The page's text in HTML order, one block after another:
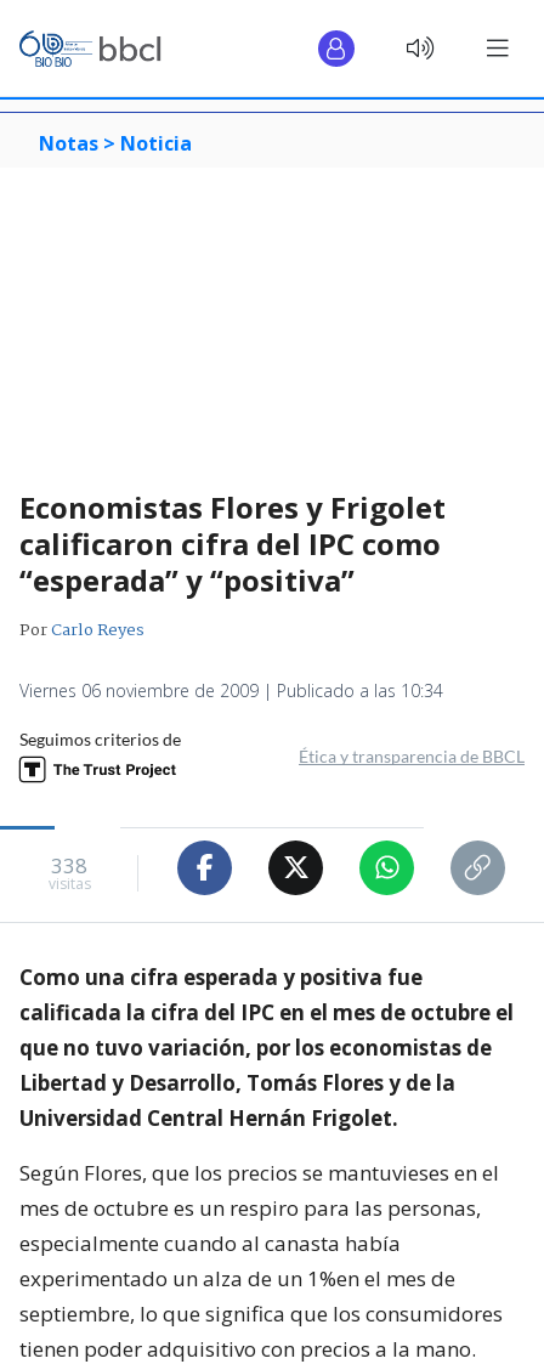
Notas > Noticia
Economistas Flores y Frigolet
calificaron cifra del IPC como
“esperada” y “positiva”
PorCarlo Reyes
Viernes 06 noviembre de 2009 | Publicado a las 10:34
Seguimos criterios de
Ética y transparencia de BBCL
338
visitas
Como una cifra esperada y positiva fue
calificada la cifra del IPC en el mes de octubre el
que no tuvo variación, por los economistas de
Libertad y Desarrollo, Tomás Flores y de la
Universidad Central Hernán Frigolet.
Según Flores, que los precios se mantuvieses en el
mes de octubre es un respiro para las personas,
especialmente cuando al canasta había
experimentado un alza de un 1%en el mes de
septiembre, lo que significa que los consumidores
tienen poder adquisitivo con precios a la mano.